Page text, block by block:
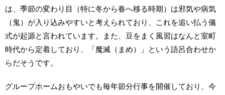
は、季節の変わり目（特に冬から春へ移る時期）は邪気や病気
（鬼）が入り込みやすいと考えられており、これを追い払う儀
式が起源と言われています。また、豆をまく風習はなんと室町
時代から定着しており、「魔滅（まめ）」という語呂合わせか
らだそうです。
グループホームおもやいでも毎年節分行事を開催しており、今